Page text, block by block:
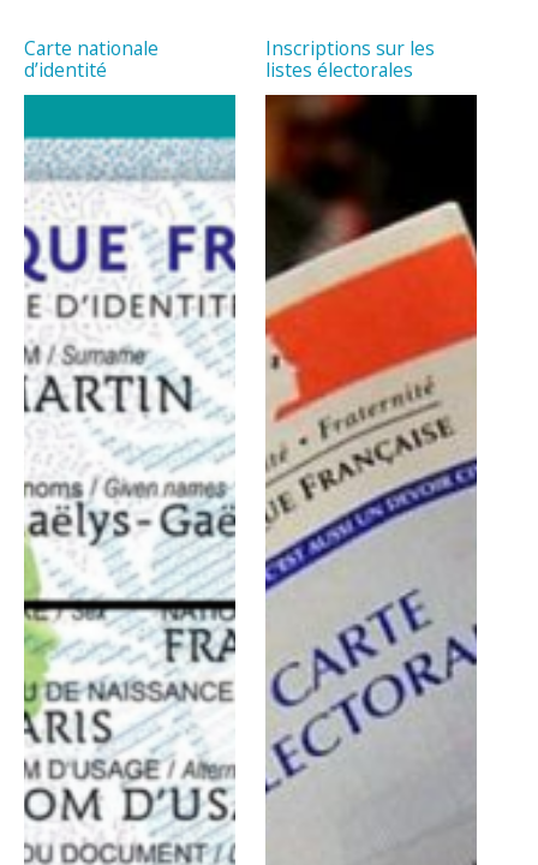
Carte nationale
d’identité
Inscriptions sur les
listes électorales